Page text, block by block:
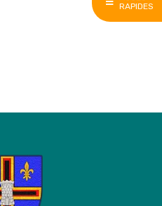
RAPIDES